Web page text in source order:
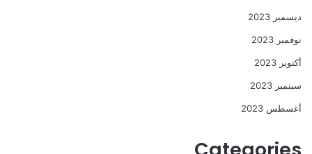
ديسمبر 2023
نوفمبر 2023
أكتوبر 2023
سبتمبر 2023
أغسطس 2023